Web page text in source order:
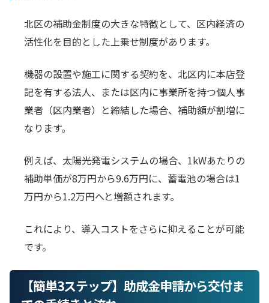
北区の補助金制度の大きな特徴として、区内経済の
活性化を目的とした上乗せ制度があります。
機器の設置や施工に関する契約を、北区内に本店登
記を有する法人、または区内に事業所を持つ個人事
業者（区内業者）と締結した場合、補助額が割増に
なります。
例えば、太陽光発電システムの場合、1kWあたりの
補助単価が8万円から9.6万円に、蓄電池の場合は1
万円から1.2万円へと増額されます。
これにより、導入コストをさらに抑えることが可能
です。
【簡単3ステップ】助成金申請から交付ま